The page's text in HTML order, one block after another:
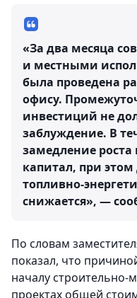
«За два месяца
и местными
была проведена
офису.
инвестиций не
заблуждение. В
замедление
капитал, при
топливно-
снижается», —
По словам
показал, что
началу
проектах общей